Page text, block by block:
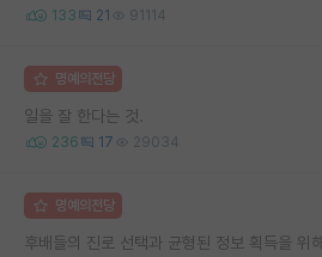
133 21 91114
명예의전당
일을 잘 한다는 것.
236 17 29034
명예의전당